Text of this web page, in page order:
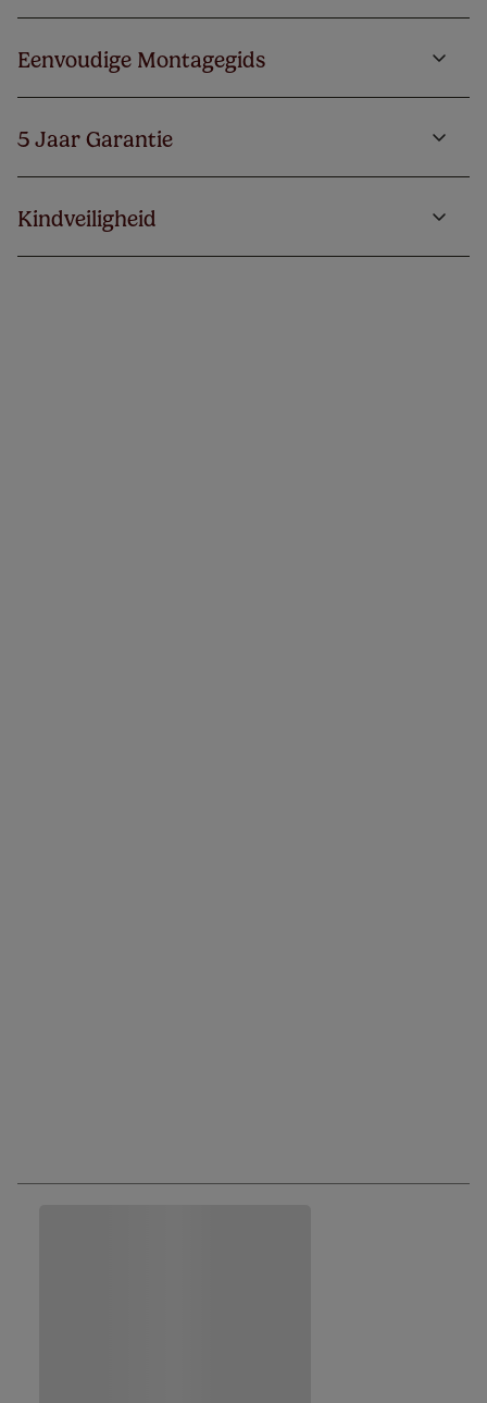
Eenvoudige Montagegids
5 Jaar Garantie
Kindveiligheid